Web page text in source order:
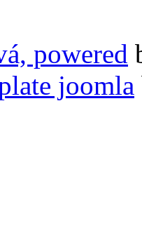
powered
joomla